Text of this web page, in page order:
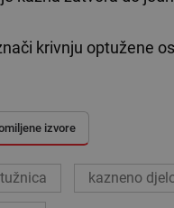
krivnju optužene
izvore
kazneno